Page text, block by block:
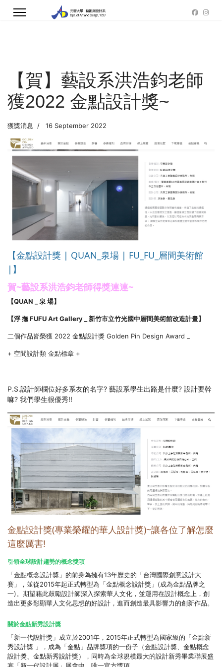
【賀】藝設系洪浩鈞老師
獲2022 金點設計獎~
獲獎消息 16 September 2022
【金點設計獎 | QUAN_泉場 | FU_FU_層間美術館
|】
賀~藝設系洪浩鈞老師得獎連連~
【QUAN _ 泉 場】
【浮 撫 FUFU Art Gallery _ 新竹市立竹光國中層間美術館改造計畫】
二個作品皆榮獲 2022 金點設計獎 Golden Pin Design Award _
+ 空間設計類 金點標章 +
P.S.設計師欄位好多系友的名字? 藝設系學生出路是什麼? 設計要幹
嘛? 我們學生很優秀!!
金點設計獎(專業榮耀的華人設計獎)~讓各位了解怎麼
這麼厲害!
引領全球設計趨勢的概念獎項
「金點概念設計獎」的前身為擁有13年歷史的「台灣國際創意設計大
賽」，並從2015年起正式轉型為「金點概念設計獎」(成為金點品牌之
一)。期望藉此鼓勵設計師深入探索華人文化，並運用在設計概念上，創
造出更多彰顯華人文化思想的好設計，進而創造最具影響力的創新作品。
關於金點新秀設計獎
「新一代設計獎」成立於2001年，2015年正式轉型為國家級的「金點新
秀設計獎 」，成為「金點」品牌獎項的一份子（金點設計獎、金點概念
設計獎、金點新秀設計獎），同時為全球規模最大的設計新秀畢業聯展盛